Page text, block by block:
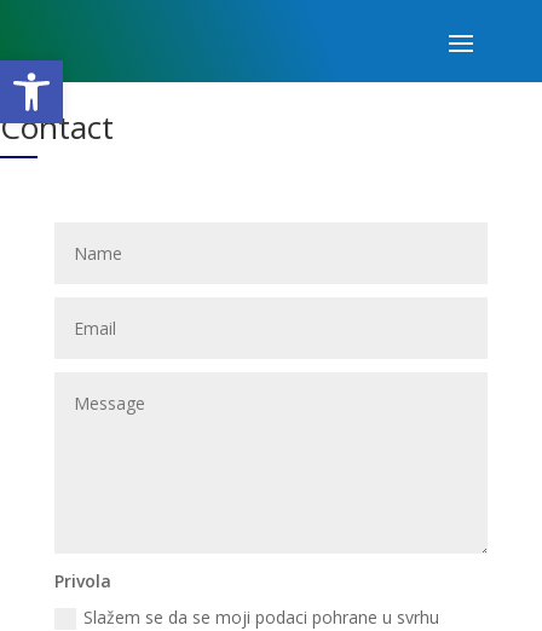
Open toolbar
Contact
Privola
Slažem se da se moji podaci pohrane u svrhu